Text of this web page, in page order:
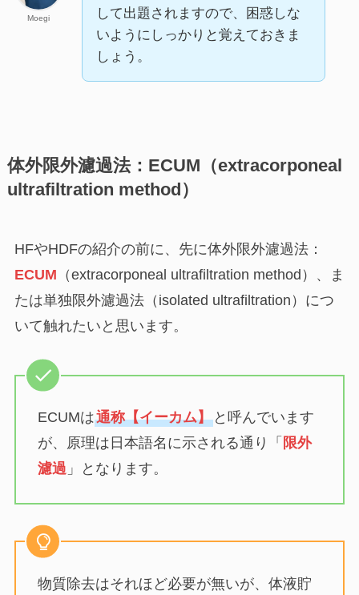
Moegi
して出題されますので、困惑しな
いようにしっかりと覚えておきま
しょう。
体外限外濾過法：ECUM（extracorponeal
ultrafiltration method）
HFやHDFの紹介の前に、先に体外限外濾過法：
ECUM （extracorponeal ultrafiltration method）、ま
たは単独限外濾過法（isolated ultrafiltration）につ
いて触れたいと思います。
ECUMは通称【イーカム】と呼んでいます
が、原理は日本語名に示される通り「 限外
濾過」となります。
物質除去はそれほど必要が無いが、体液貯